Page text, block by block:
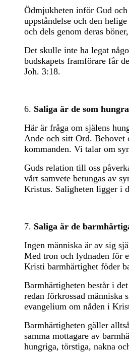
Ödmjukheten inför Gud
uppståndelse och den
och dels genom deras
Det skulle inte ha legat
budskapets framförare får
Joh. 3:18.
6. Saliga är de som
Här är fråga om själens
Ande och sitt Ord. Behovet
kommanden. Vi talar om
Guds relation till oss
vårt samvete betungas av
Kristus. Saligheten ligger i
7. Saliga är de
Ingen människa är av sig
Med tron och lydnaden för
Kristi barmhärtighet föder
Barmhärtigheten består i
redan förkrossad människa
evangelium om nåden i
Barmhärtigheten gäller
samma mottagare av
hungriga, törstiga, nakna